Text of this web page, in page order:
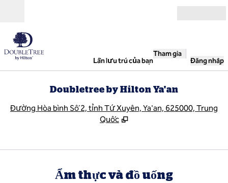
Lần lưu trú của bạn
Tham gia
Đăng nhập
Doubletree by Hilton Ya'an
Đường Hòa bình Số 2, tỉnh Tứ Xuyên, Ya'an, 625000, Trung
Quốc
Ẩm thực và đồ uống